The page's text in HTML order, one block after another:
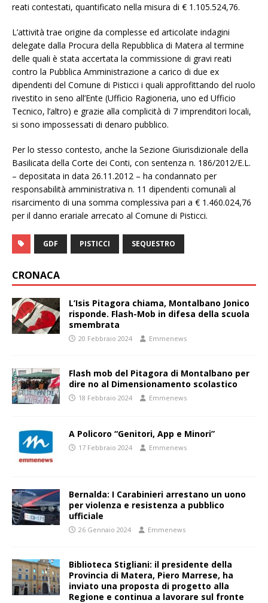
reati contestati, quantificato nella misura di € 1.105.524,76.
L’attività trae origine da complesse ed articolate indagini
delegate dalla Procura della Repubblica di Matera al termine
delle quali è stata accertata la commissione di gravi reati
contro la Pubblica Amministrazione a carico di due ex
dipendenti del Comune di Pisticci i quali approfittando del ruolo
rivestito in seno all’Ente (Ufficio Ragioneria, uno ed Ufficio
Tecnico, l’altro) e grazie alla complicità di 7 imprenditori locali,
si sono impossessati di denaro pubblico.
Per lo stesso contesto, anche la Sezione Giurisdizionale della
Basilicata della Corte dei Conti, con sentenza n. 186/2012/E.L.
– depositata in data 26.11.2012 – ha condannato per
responsabilità amministrativa n. 11 dipendenti comunali al
risarcimento di una somma complessiva pari a € 1.460.024,76
per il danno erariale arrecato al Comune di Pisticci.
GDF PISTICCI SEQUESTRO
CRONACA
L’Isis Pitagora chiama, Montalbano Jonico
risponde. Flash-Mob in difesa della scuola
smembrata
20 Febbraio 2024 Emmenews
Flash mob del Pitagora di Montalbano per
dire no al Dimensionamento scolastico
18 Febbraio 2024 Emmenews
A Policoro “Genitori, App e Minori”
17 Febbraio 2024 Emmenews
Bernalda: I Carabinieri arrestano un uono
per violenza e resistenza a pubblico
ufficiale
26 Gennaio 2024 Emmenews
Biblioteca Stigliani: il presidente della
Provincia di Matera, Piero Marrese, ha
inviato una proposta di progetto alla
Regione e continua a lavorare sul fronte